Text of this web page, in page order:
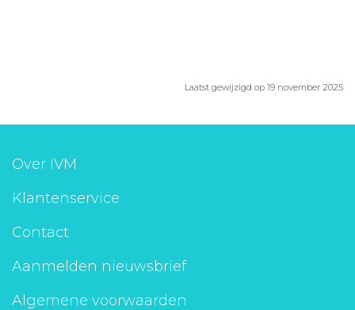
Laatst gewijzigd op 19 november 2025
Over IVM
Klantenservice
Contact
Aanmelden nieuwsbrief
Algemene voorwaarden